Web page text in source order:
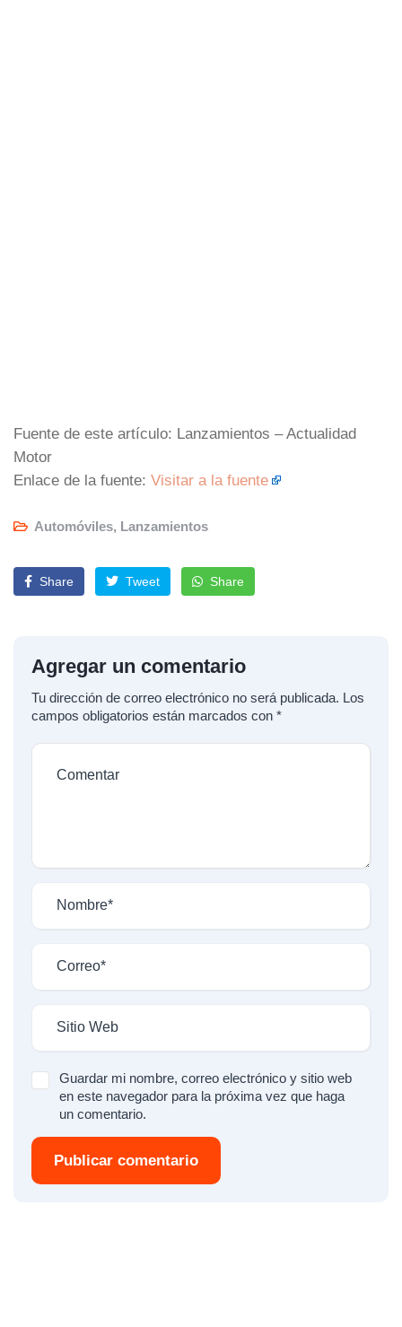
Fuente de este artículo: Lanzamientos – Actualidad
Motor
Enlace de la fuente: Visitar a la fuente
Automóviles, Lanzamientos
Share Tweet Share
Agregar un comentario
Tu dirección de correo electrónico no será publicada. Los
campos obligatorios están marcados con *
Guardar mi nombre, correo electrónico y sitio web
en este navegador para la próxima vez que haga
un comentario.
Publicar comentario